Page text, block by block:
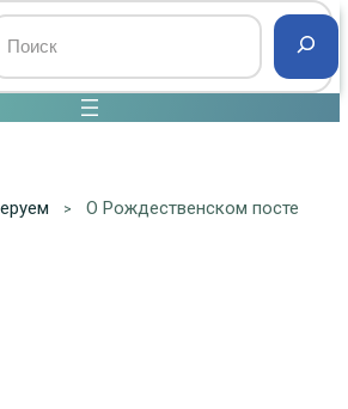
О Рождественском посте